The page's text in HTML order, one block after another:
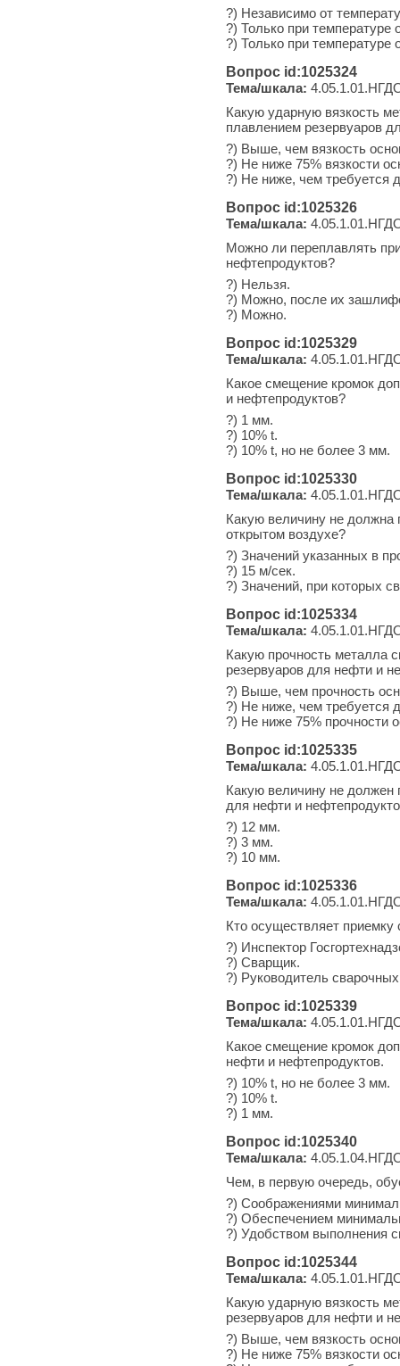
?) Независимо от
?) Только при
?) Только при
Вопрос id:1025324
Тема/шкала:
Какую ударную вязкость
плавлением резервуаров
?) Выше, чем вязкость
?) Не ниже 75% вязкости
?) Не ниже, чем требуется
Вопрос id:1025326
Тема/шкала:
Можно ли переплавлять
нефтепродуктов?
?) Нельзя.
?) Можно, после их
?) Можно.
Вопрос id:1025329
Тема/шкала:
Какое смещение кромок
и нефтепродуктов?
?) 1 мм.
?) 10% t.
?) 10% t, но не более 3 мм.
Вопрос id:1025330
Тема/шкала:
Какую величину не должна
открытом воздухе?
?) Значений указанных в
?) 15 м/сек.
?) Значений, при которых
Вопрос id:1025334
Тема/шкала:
Какую прочность металла
резервуаров для нефти и
?) Выше, чем прочность
?) Не ниже, чем требуется
?) Не ниже 75% прочности
Вопрос id:1025335
Тема/шкала:
Какую величину не должен
для нефти и
?) 12 мм.
?) 3 мм.
?) 10 мм.
Вопрос id:1025336
Тема/шкала:
Кто осуществляет
?) Инспектор
?) Сварщик.
?) Руководитель сварочных
Вопрос id:1025339
Тема/шкала:
Какое смещение кромок
нефти и нефтепродуктов.
?) 10% t, но не более 3 мм.
?) 10% t.
?) 1 мм.
Вопрос id:1025340
Тема/шкала:
Чем, в первую очередь,
?) Соображениями
?) Обеспечением
?) Удобством выполнения
Вопрос id:1025344
Тема/шкала:
Какую ударную вязкость
резервуаров для нефти и
?) Выше, чем вязкость
?) Не ниже 75% вязкости